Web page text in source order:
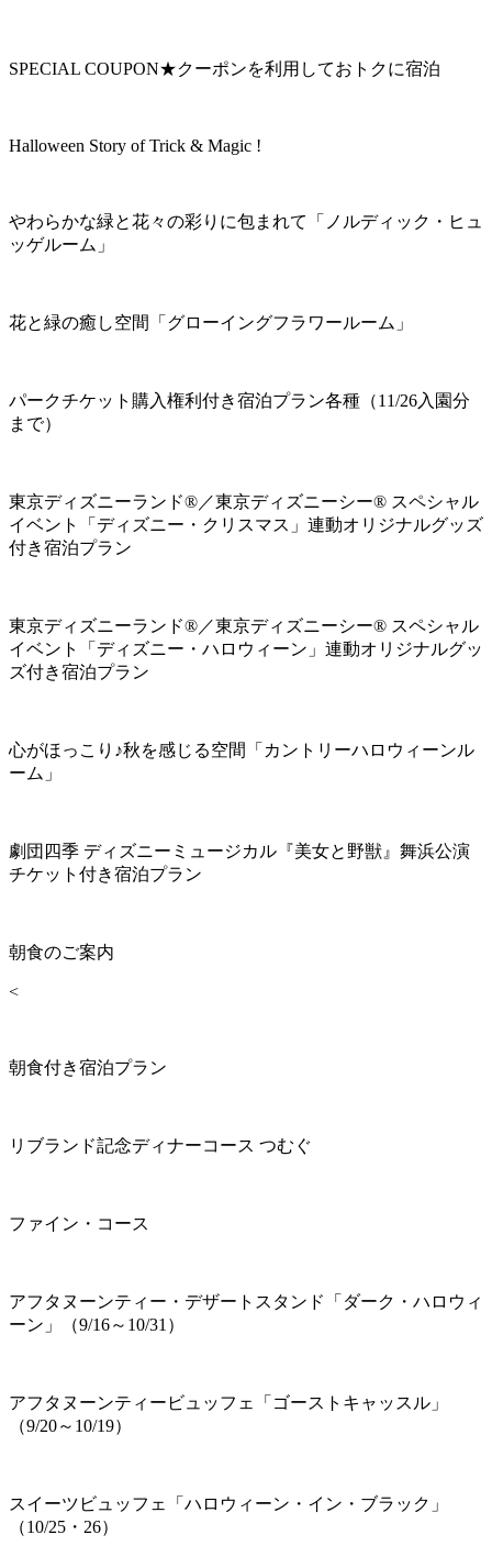
SPECIAL COUPON★クーポンを利用しておトクに宿泊
Halloween Story of Trick & Magic !
やわらかな緑と花々の彩りに包まれて「ノルディック・ヒュ
ッゲルーム」
花と緑の癒し空間「グローイングフラワールーム」
パークチケット購入権利付き宿泊プラン各種（11/26入園分
まで）
東京ディズニーランド®／東京ディズニーシー® スペシャル
イベント「ディズニー・クリスマス」連動オリジナルグッズ
付き宿泊プラン
東京ディズニーランド®／東京ディズニーシー® スペシャル
イベント「ディズニー・ハロウィーン」連動オリジナルグッ
ズ付き宿泊プラン
心がほっこり♪秋を感じる空間「カントリーハロウィーンル
ーム」
劇団四季 ディズニーミュージカル『美女と野獣』舞浜公演
チケット付き宿泊プラン
朝食のご案内
<
朝食付き宿泊プラン
リブランド記念ディナーコース つむぐ
ファイン・コース
アフタヌーンティー・デザートスタンド「ダーク・ハロウィ
ーン」（9/16～10/31）
アフタヌーンティービュッフェ「ゴーストキャッスル」
（9/20～10/19）
スイーツビュッフェ「ハロウィーン・イン・ブラック」
（10/25・26）